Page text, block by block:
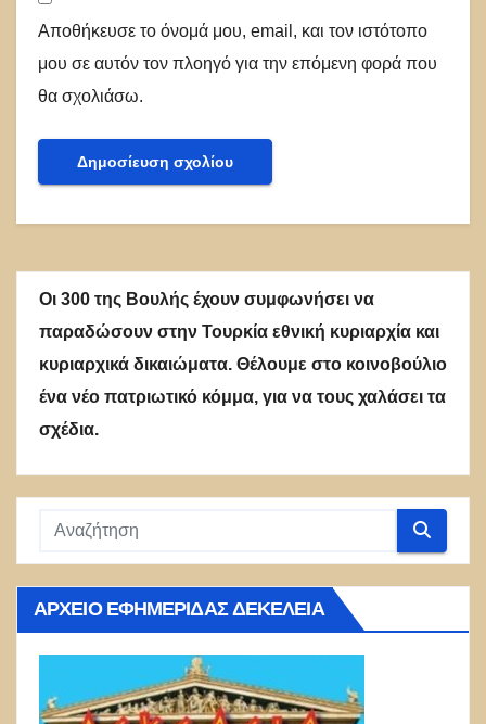
Αποθήκευσε το όνομά μου, email, και τον ιστότοπο
μου σε αυτόν τον πλοηγό για την επόμενη φορά που
θα σχολιάσω.
Οι 300 της Βουλής έχουν συμφωνήσει να
παραδώσουν στην Τουρκία εθνική κυριαρχία και
κυριαρχικά δικαιώματα. Θέλουμε στο κοινοβούλιο
ένα νέο πατριωτικό κόμμα, για να τους χαλάσει τα
σχέδια.
ΑΡΧΕΊΟ ΕΦΗΜΕΡΊΔΑΣ ΔΕΚΈΛΕΙΑ